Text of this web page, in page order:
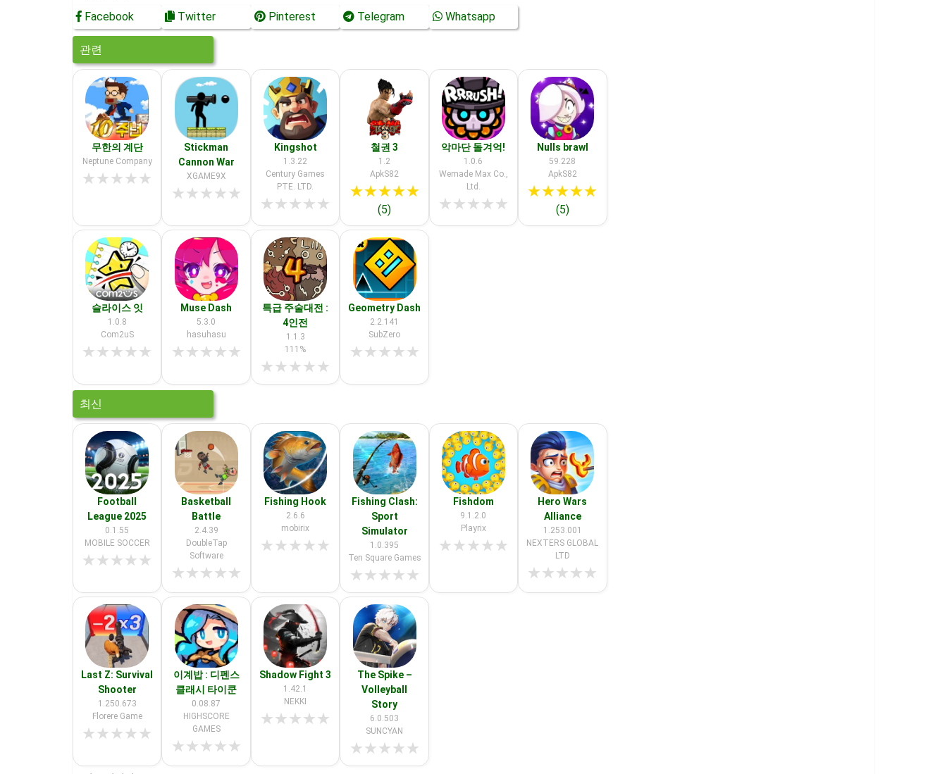
Facebook
Twitter Pinterest Telegram Whatsapp
관련
무한의 계단
Neptune Company
★★★★★
Stickman
Cannon War
XGAME9X
★★★★★
Kingshot
1.3.22
Century Games
PTE. LTD.
★★★★★
철권 3
1.2
ApkS82
★★★★★
(5)
악마단 돌겨억!
1.0.6
Wemade Max Co.,
Ltd.
★★★★★
Nulls brawl
59.228
ApkS82
★★★★★
(5)
슬라이스 잇
1.0.8
Com2uS
★★★★★
Muse Dash
5.3.0
hasuhasu
★★★★★
특급 주술대전 :
4인전
1.1.3
111%
★★★★★
Geometry Dash
2.2.141
SubZero
★★★★★
최신
Football
League 2025
0.1.55
MOBILE SOCCER
★★★★★
Basketball
Battle
2.4.39
DoubleTap
Software
★★★★★
Fishing Hook
2.6.6
mobirix
★★★★★
Fishing Clash:
Sport
Simulator
1.0.395
Ten Square Games
★★★★★
Fishdom
9.1.2.0
Playrix
★★★★★
Hero Wars
Alliance
1.253.001
NEXTERS GLOBAL
LTD
★★★★★
Last Z: Survival
Shooter
1.250.673
Florere Game
★★★★★
이계밥 : 디펜스
클래시 타이쿤
0.08.87
HIGHSCORE
GAMES
★★★★★
Shadow Fight 3
1.42.1
NEKKI
★★★★★
The Spike –
Volleyball
Story
6.0.503
SUNCYAN
★★★★★